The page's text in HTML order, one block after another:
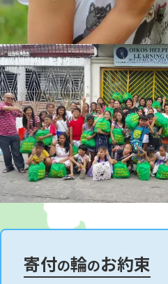
寄付の輪のお約束